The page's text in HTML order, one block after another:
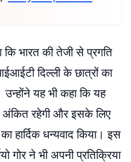
भारत की तेजी से प्रगति
दिल्ली के छात्रों का
यह भी कहा कि यह
अंकित रहेगी और इसके लिए
हार्दिक धन्यवाद किया। इस
गोर ने भी अपनी प्रतिक्रिया